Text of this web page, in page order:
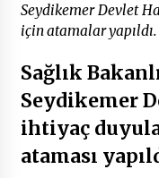
Mobil
Muğla
2
Seydikemer Devlet
için atamalar
Sağlık
Seydikemer
ihtiyaç
ataması